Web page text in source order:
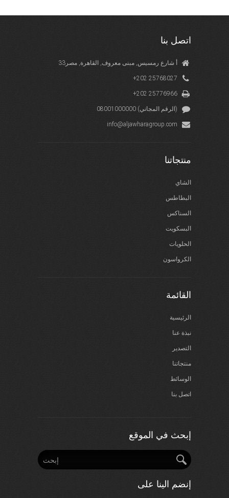
اتصل بنا
+202 25768027
+202 25776966
08001000000 (الرقم المجاني)
info@aljawharagroup.com
منتجاتنا
الشاي
البطاطس
السناكس
البسكويت
الحلويات
الكرواسون
القائمة
الرئيسية
نبذة عنا
التصدير
منتجاتنا
الوسائط
اتصل بنا
إبحث في الموقع
إنضم الينا على